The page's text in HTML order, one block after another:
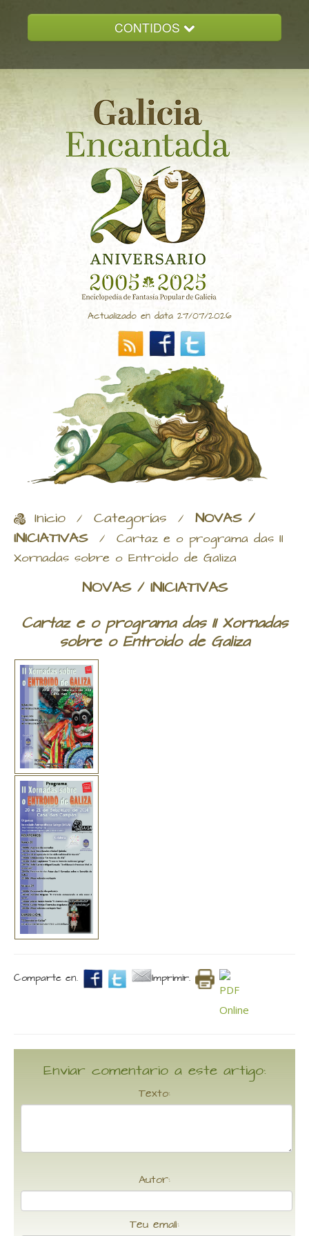
CONTIDOS
GALICIA ENCANTADA
DOCUMENTACION
NOVAS
CONTACTO
Actualizado en data 27/07/2026
Inicio / Categorías / NOVAS /
INICIATIVAS / Cartaz e o programa das II
Xornadas sobre o Entroido de Galiza
NOVAS / INICIATIVAS
Cartaz e o programa das II Xornadas
sobre o Entroido de Galiza
Comparte en. Imprimir.
Enviar comentario a este artigo:
Texto:
Autor:
Teu email: